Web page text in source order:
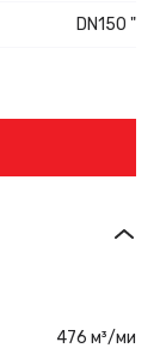
DN150 "
476 м³/ми